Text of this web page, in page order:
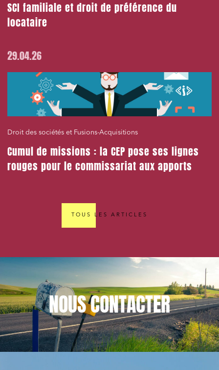
SCI familiale et droit de préférence du
locataire
29.04.26
Droit des sociétés et Fusions-Acquisitions
Cumul de missions : la CEP pose ses lignes
rouges pour le commissariat aux apports
TOUS LES ARTICLES
NOUSCONTACTER